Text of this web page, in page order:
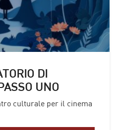
DI
UNO
culturale per il cinema